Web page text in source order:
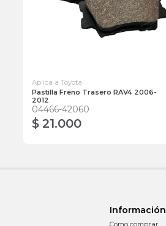
Aplica a Toyota
Pastilla Freno Trasero RAV4 2006-
2012
04466-42060
$ 21.000
Información
Como comprar